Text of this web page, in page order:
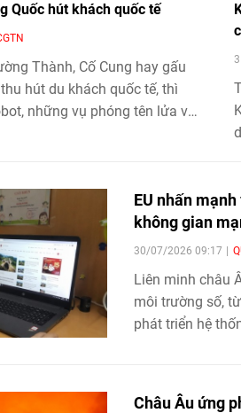
Quốc hút khách quốc tế
Thành, Cố Cung hay gấu
hút du khách quốc tế, thì
những vụ phóng tên lửa và
EU nhấn
không gian
30/07/2026 09:17
Liên minh châu
môi trường số,
phát triển hệ
Châu Âu ứng